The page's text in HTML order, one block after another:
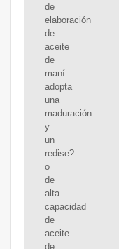
de
elaboración
de
aceite
de
maní
adopta
una
maduración
y
un
redise?
o
de
alta
capacidad
de
aceite
de